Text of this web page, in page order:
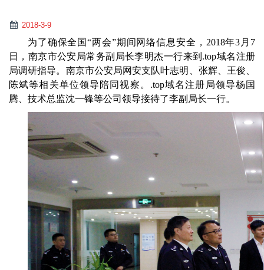
2018-3-9
为了确保全国“两会”期间网络信息安全，2018年3月7
日，南京市公安局常务副局长李明杰一行来到 .top域名注册
局调研指导。 南京市公安局网安支队叶志明 、张辉、 王俊
陈斌等相关单位领导陪同视察 。 .top域名注册局领导杨国
腾 、技术总监沈一锋等公司领导接待了李副局长一行。